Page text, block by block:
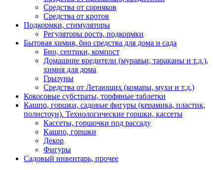
Средства от сорняков
Средства от кротов
Подкормки, стимуляторы
Регуляторы роста, подкормки
Бытовая химия, био средства для дома и сада
Био, септики, компост
Домашние вредители (муравьи, тараканы и т.д.),
химия для дома
Грызуны
Средства от Летающих (комары, мухи и т.д.)
Кокосовые субстраты, торфяные таблетки
Кашпо, горшки, садовые фигуры (керамика, пластик,
полистоун). Технологические горшки, кассеты
Кассеты, горшочки под рассаду
Кашпо, горшки
Декор
Фигуры
Садовый инвентарь, прочее